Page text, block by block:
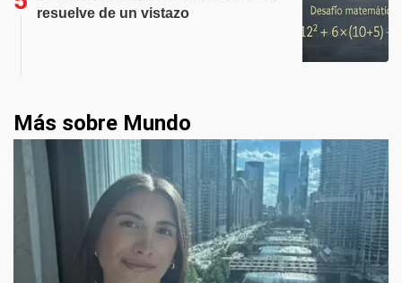
resuelve de un vistazo
Más sobre Mundo